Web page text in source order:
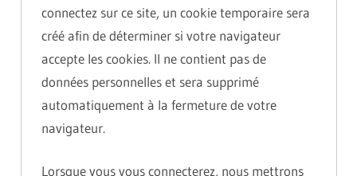
connectez sur ce site, un cookie temporaire sera
créé afin de déterminer si votre navigateur
accepte les cookies. Il ne contient pas de
données personnelles et sera supprimé
automatiquement à la fermeture de votre
navigateur.
Lorsque vous vous connecterez, nous mettrons